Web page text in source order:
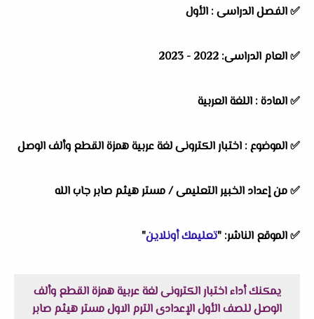
✅ الفصل الدراسى : الأول
✅ العام الدراسى: 2022 - 2023
✅ المادة : اللغة العربية
✅ الموضوع : اختبار الكترونى لغة عربية همزة القطع وألف الوصل
✅ من إعداد الخبير التعليمى / مستر هيثم صابر جاب الله
✅ الموقع الناشر: "تعليمك أونلاين"
يمكنك أداء اختبار الكترونى لغة عربية همزة القطع وألف
الوصل للصف الأول الإعدادى الترم الاول مستر هيثم صابر